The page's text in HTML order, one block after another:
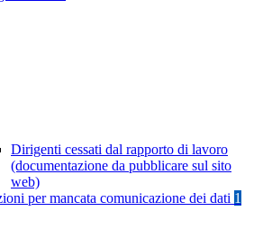
Dirigenti cessati dal rapporto di lavoro
(documentazione da pubblicare sul sito
web)
per mancata comunicazione dei dati 1